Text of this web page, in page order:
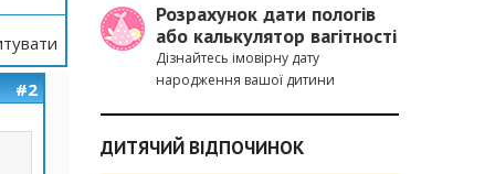
#2
Розрахунок дати пологів
або калькулятор вагітності
Дізнайтесь імовірну дату
народження вашої дитини
ДИТЯЧИЙ ВІДПОЧИНОК